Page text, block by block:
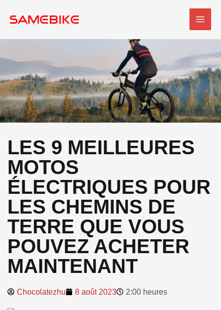
LES 9 MEILLEURES
MOTOS
ÉLECTRIQUES POUR
LES CHEMINS DE
TERRE QUE VOUS
POUVEZ ACHETER
MAINTENANT
Chocolatezhu 8 août 2023 2:00 heures